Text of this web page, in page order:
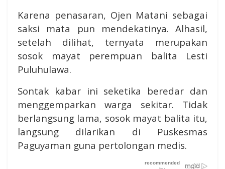
Karena penasaran, Ojen Matani sebagai
saksi mata pun mendekatinya. Alhasil,
setelah dilihat, ternyata merupakan
sosok mayat perempuan balita Lesti
Puluhulawa.
Sontak kabar ini seketika beredar dan
menggemparkan warga sekitar. Tidak
berlangsung lama, sosok mayat balita itu,
langsung dilarikan di Puskesmas
Paguyaman guna pertolongan medis.